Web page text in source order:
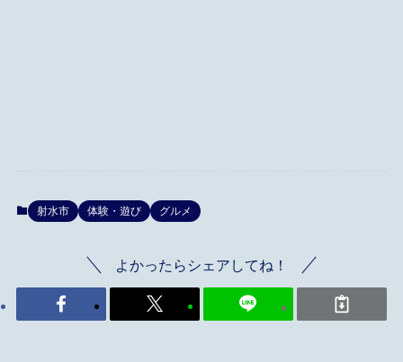
射水市 体験・遊び グルメ
よかったらシェアしてね！